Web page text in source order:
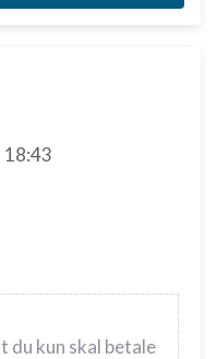
18:43
du kun skal betale